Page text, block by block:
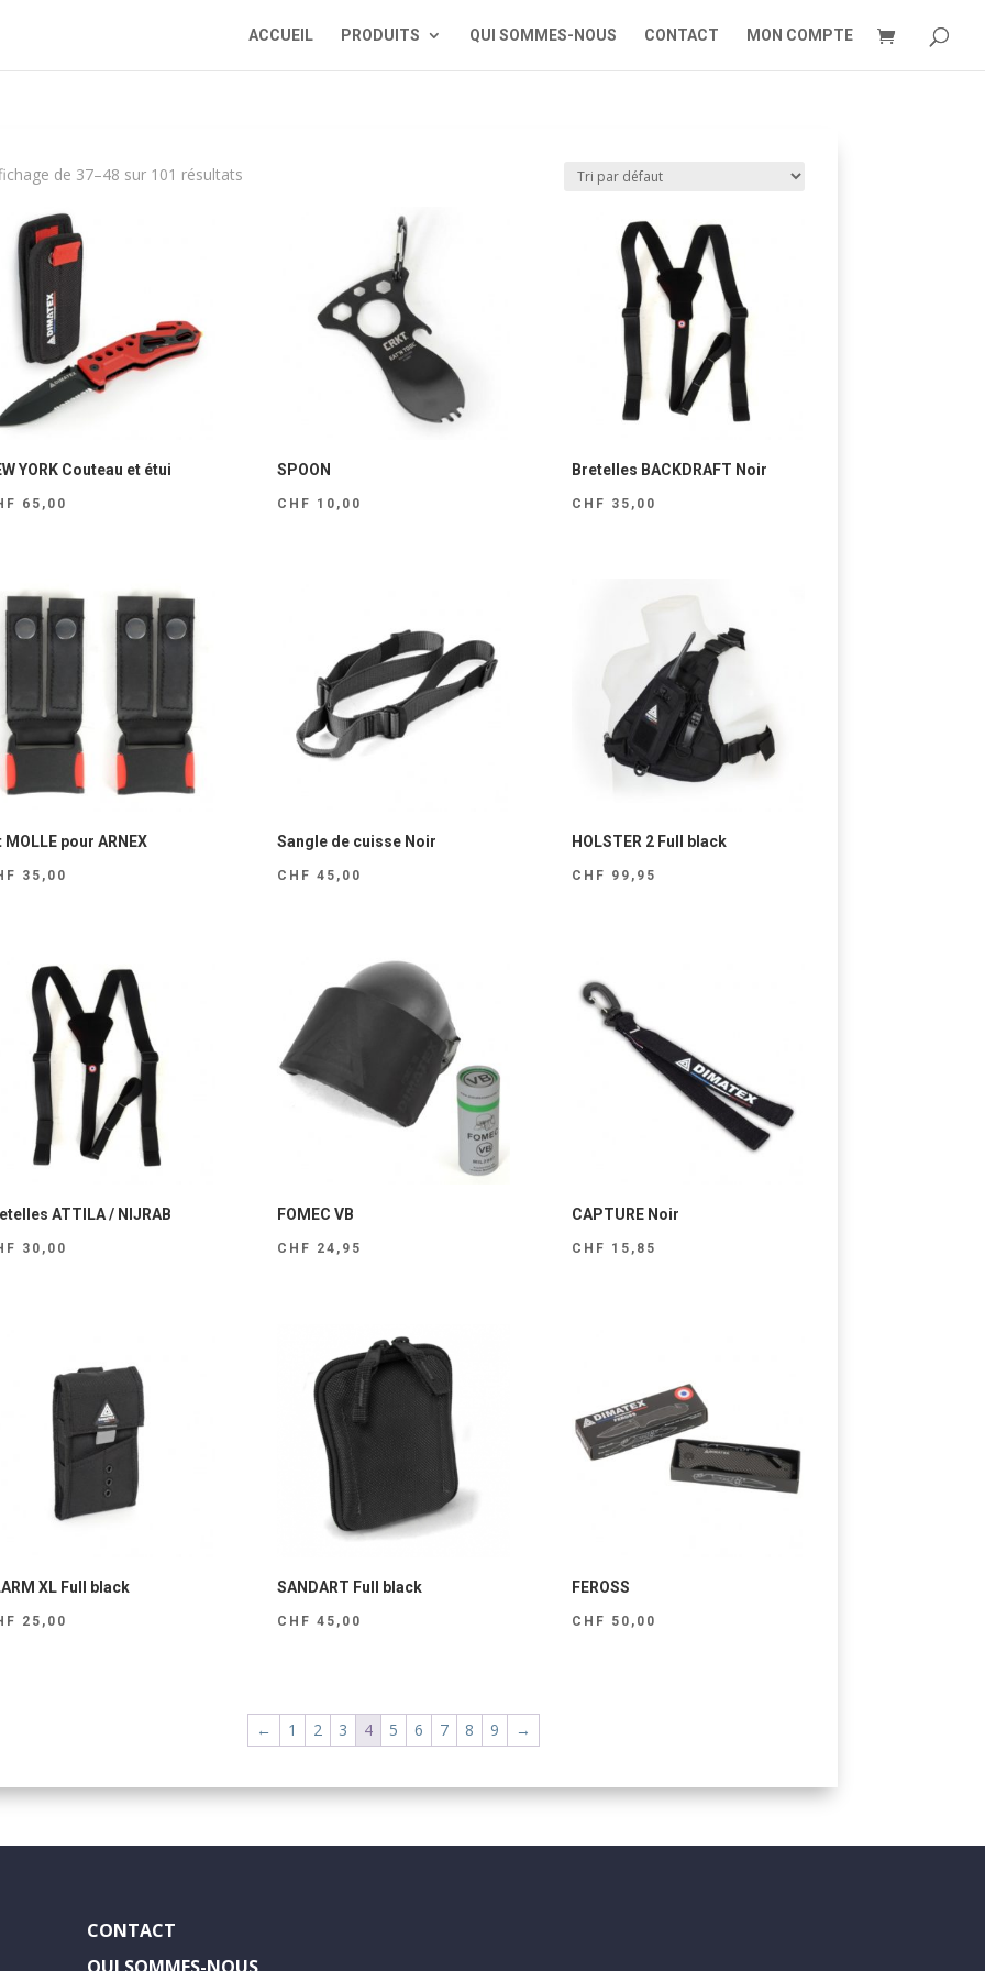
ACCUEIL PRODUITS QUI SOMMES-NOUS CONTACT MON COMPTE
de 37–48 sur 101 résultats
YORK Couteau et étui
65,00
SPOON
CHF 10,00
Bretelles BACKDRAFT Noir
CHF 35,00
MOLLE pour ARNEX
35,00
Sangle de cuisse Noir
CHF 45,00
HOLSTER 2 Full black
CHF 99,95
ATTILA / NIJRAB
30,00
FOMEC VB
CHF 24,95
CAPTURE Noir
CHF 15,85
XL Full black
25,00
SANDART Full black
CHF 45,00
FEROSS
CHF 50,00
← 1 2 3 4 5 6 7 8 9 →
CONTACT